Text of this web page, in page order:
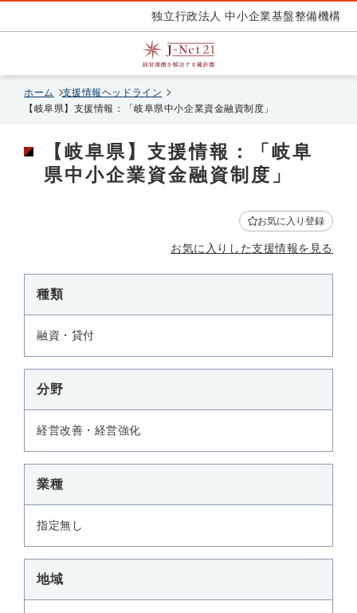
独立行政法人 中小企業基盤整備機構
ホーム
支援情報ヘッドライン
【岐阜県】支援情報：「岐阜県中小企業資金融資制度」
【岐阜県】支援情報：「岐阜
県中小企業資金融資制度」
お気に入り登録
お気に入りした支援情報を見る
種類
融資・貸付
分野
経営改善・経営強化
業種
指定無し
地域